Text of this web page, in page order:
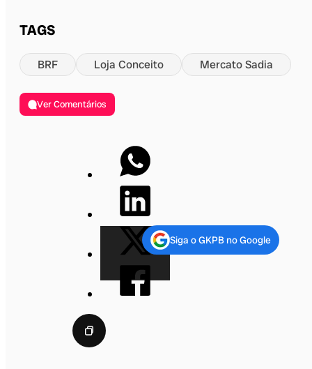
TAGS
BRF Loja Conceito Mercato Sadia
Ver Comentários
Siga o GKPB no Google